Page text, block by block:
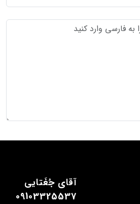
آقای جُغَتایی
09103325537